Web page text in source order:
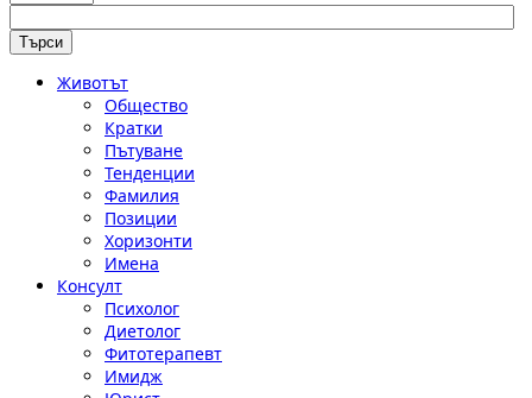
Животът
Общество
Кратки
Пътуване
Тенденции
Фамилия
Позиции
Хоризонти
Имена
Консулт
Психолог
Диетолог
Фитотерапевт
Имидж